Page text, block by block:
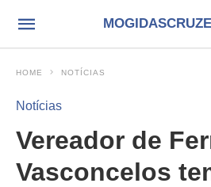
HOME NOTÍCIAS
Notícias
Vereador de
Vasconcelos